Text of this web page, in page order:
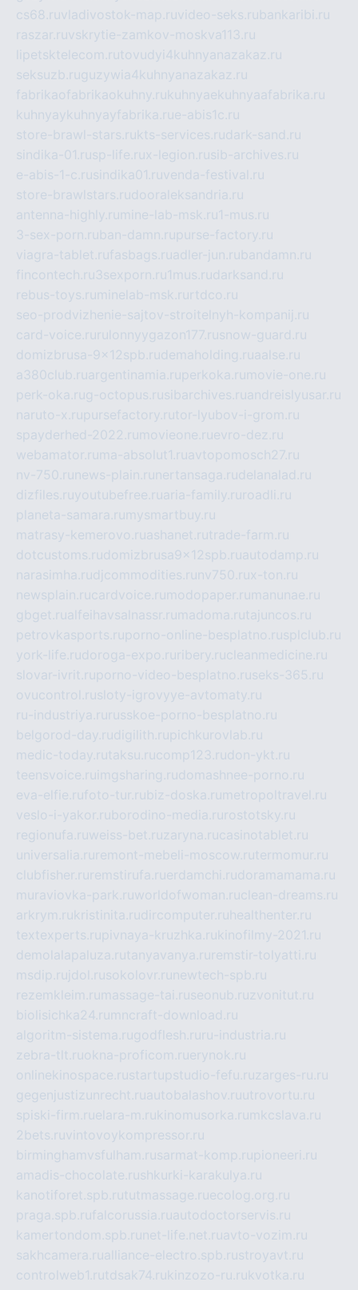
cs68.ruvladivostok-map.ruvideo-seks.rubankaribi.ru
raszar.ruvskrytie-zamkov-moskva113.ru
lipetsktelecom.rutovudyi4kuhnyanazakaz.ru
seksuzb.ruguzywia4kuhnyanazakaz.ru
fabrikaofabrikaokuhny.rukuhnyaekuhnyaafabrika.ru
kuhnyaykuhnyayfabrika.rue-abis1c.ru
store-brawl-stars.rukts-services.rudark-sand.ru
sindika-01.rusp-life.rux-legion.rusib-archives.ru
e-abis-1-c.rusindika01.ruvenda-festival.ru
store-brawlstars.rudooraleksandria.ru
antenna-highly.ru mine-lab-msk.ru1-mus.ru
3-sex-porn.ruban-damn.rupurse-factory.ru
viagra-tablet.rufasbags.ruadler-jun.rubandamn.ru
fincontech.ru3sexporn.ru1mus.rudarksand.ru
rebus-toys.ru minelab-msk.ru rtdco.ru
seo-prodvizhenie-sajtov-stroitelnyh-kompanij.ru
card-voice.ru rulonnyygazon177.rusnow-guard.ru
domizbrusa-9x12spb.rudemaholding.ruaalse.ru
a380club.ruargentinamia.ruperkoka.ru movie-one.ru
perk-oka.rug-octopus.rusibarchives.ruandreislyusar.ru
naruto-x.rupursefactory.rutor-lyubov-i-grom.ru
spayderhed-2022.ru movieone.ruevro-dez.ru
webamator.ru ma-absolut1.ruavtopomosch27.ru
nv-750.ru news-plain.ru nertansaga.rudelanalad.ru
dizfiles.ruyoutubefree.ruaria-family.ru roadli.ru
planeta-samara.ru mysmartbuy.ru
matrasy-kemerovo.ruashanet.rutrade-farm.ru
dotcustoms.rudomizbrusa9x12spb.ruautodamp.ru
narasimha.rudjcommodities.ru nv750.rux-ton.ru
newsplain.rucardvoice.ru modopaper.ru manunae.ru
gbget.rualfeihavsalnassr.ru madoma.rutajuncos.ru
petrovkasports.ruporno-online-besplatno.rusplclub.ru
york-life.rudoroga-expo.ru ribery.rucleanmedicine.ru
slovar-ivrit.ruporno-video-besplatno.ruseks-365.ru
ovucontrol.rusloty-igrovyye-avtomaty.ru
ru-industriya.ru russkoe-porno-besplatno.ru
belgorod-day.rudigilith.rupichkurovlab.ru
medic-today.rutaksu.rucomp123.rudon-ykt.ru
teensvoice.ru imgsharing.rudomashnee-porno.ru
eva-elfie.rufoto-tur.rubiz-doska.ru metropoltravel.ru
veslo-i-yakor.ruborodino-media.ru rostotsky.ru
regionufa.ruweiss-bet.ruzaryna.rucasinotablet.ru
universalia.ru remont-mebeli-moscow.rutermomur.ru
clubfisher.ru remstirufa.ruerdamchi.rudoramamama.ru
muraviovka-park.ruworldofwoman.ruclean-dreams.ru
arkrym.rukristinita.rudircomputer.ru healthenter.ru
textexperts.rupivnaya-kruzhka.rukinofilmy-2021.ru
demolalapaluza.rutanyavanya.ru remstir-tolyatti.ru
msdip.ru jdol.rusokolovr.ru newtech-spb.ru
rezemkleim.ru massage-tai.ruseonub.ruzvonitut.ru
biolisichka24.ru mncraft-download.ru
algoritm-sistema.rugodflesh.ru ru-industria.ru
zebra-tlt.ruokna-proficom.ruerynok.ru
onlinekinospace.rustartupstudio-fefu.ruzarges-ru.ru
gegenjustizunrecht.ruautobalashov.ruutrovortu.ru
spiski-firm.ruelara-m.rukinomusorka.ru mkcslava.ru
2bets.ruvintovoykompressor.ru
birminghamvsfulham.rusarmat-komp.rupioneeri.ru
amadis-chocolate.rushkurki-karakulya.ru
kanotiforet.spb.rututmassage.ruecolog.org.ru
praga.spb.rufalcorussia.ruautodoctorservis.ru
kamertondom.spb.ru net-life.net.ruavto-vozim.ru
sakhcamera.rualliance-electro.spb.rustroyavt.ru
controlweb1.rutdsak74.rukinzozo-ru.rukvotka.ru